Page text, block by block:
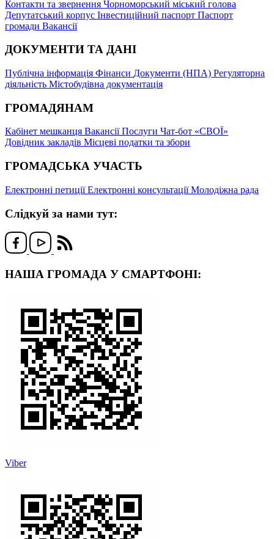
Контакти та звернення Чорноморський міський голова
Депутатський корпус Інвестиційний паспорт Паспорт
громади Вакансії
ДОКУМЕНТИ ТА ДАНІ
Публічна інформація Фінанси Документи (НПА) Регуляторна
діяльність Містобудівна документація
ГРОМАДЯНАМ
Кабінет мешканця ВакансіїПослуги Чат-бот «СВОЇ»
Довідник закладів Місцеві податки та збори
ГРОМАДСЬКА УЧАСТЬ
Електронні петиціїЕлектронні консультаціїМолодіжна рада
Слідкуй за нами тут:
НАША ГРОМАДА У СМАРТФОНІ:
Viber